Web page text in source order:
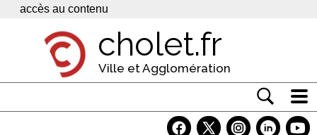
Panneau de gestion des cookies
accès au contenu
cholet.fr
Ville et Agglomération